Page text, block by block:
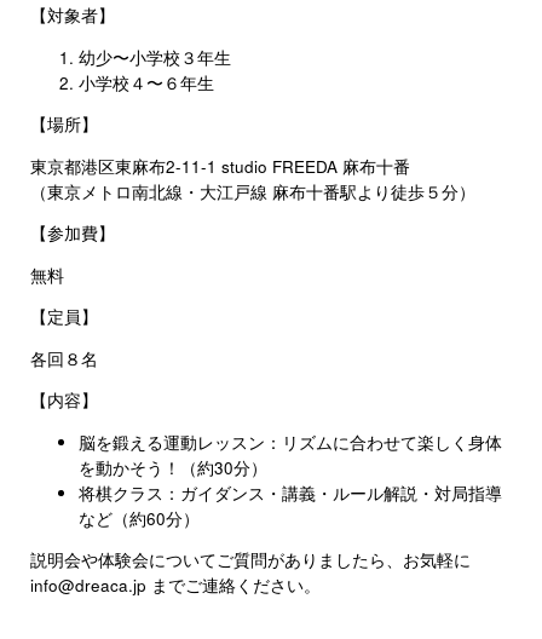
【対象者】
幼少〜小学校３年生
小学校４〜６年生
【場所】
東京都港区東麻布2-11-1 studio FREEDA 麻布十番
（東京メトロ南北線・大江戸線 麻布十番駅より徒歩５分）
【参加費】
無料
【定員】
各回８名
【内容】
脳を鍛える運動レッスン：リズムに合わせて楽しく身体
を動かそう！（約30分）
将棋クラス：ガイダンス・講義・ルール解説・対局指導
など（約60分）
説明会や体験会についてご質問がありましたら、お気軽に
info@dreaca.jp までご連絡ください。